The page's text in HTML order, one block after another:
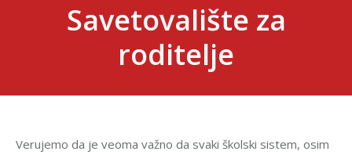
Savetovalište za
roditelje
Verujemo da je veoma važno da svaki školski sistem, osim